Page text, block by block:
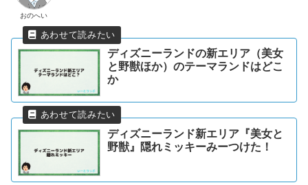
おのへい
ディズニーランドの新エリア（美女
と野獣ほか）のテーマランドはどこ
か
ディズニーランド新エリア『美女と
野獣』隠れミッキーみーつけた！